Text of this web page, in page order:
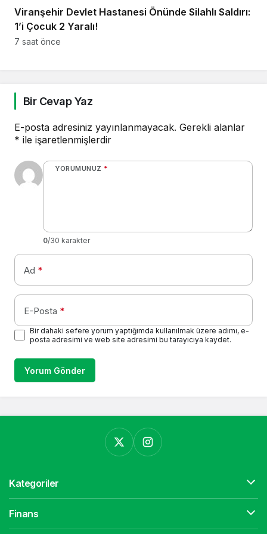
Viranşehir Devlet Hastanesi Önünde Silahlı Saldırı:
1’i Çocuk 2 Yaralı!
7 saat önce
Bir Cevap Yaz
E-posta adresiniz yayınlanmayacak. Gerekli alanlar
* ile işaretlenmişlerdir
YORUMUNUZ *
0/30 karakter
Ad *
E-Posta *
Bir dahaki sefere yorum yaptığımda kullanılmak üzere adımı, e-
posta adresimi ve web site adresimi bu tarayıcıya kaydet.
Yorum Gönder
Kategoriler
Finans